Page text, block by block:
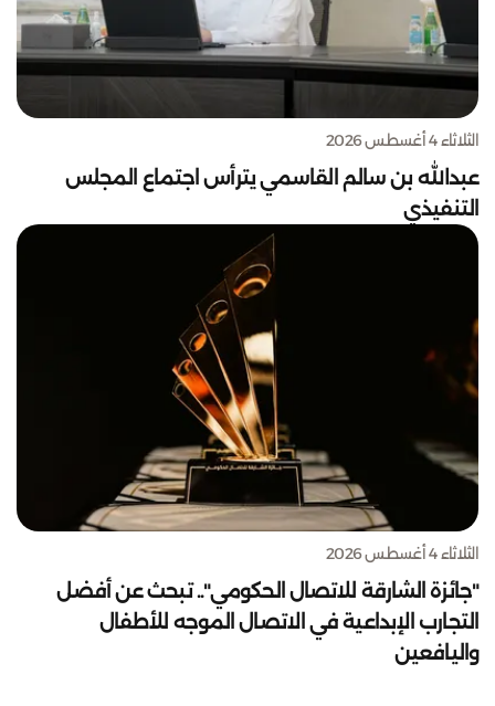
الثلاثاء 4 أغسطس 2026
عبدالله بن سالم القاسمي يترأس اجتماع المجلس
التنفيذي
الثلاثاء 4 أغسطس 2026
"جائزة الشارقة للاتصال الحكومي".. تبحث عن أفضل
التجارب الإبداعية في الاتصال الموجه للأطفال
واليافعين